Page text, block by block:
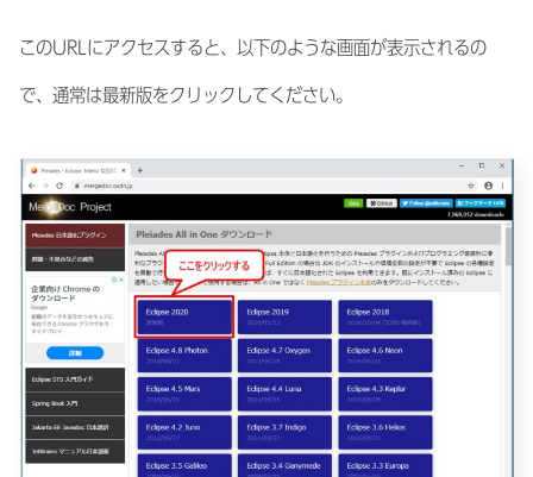
このURLにアクセスすると、以下のような画面が表示されるの
で、通常は最新版をクリックしてください。